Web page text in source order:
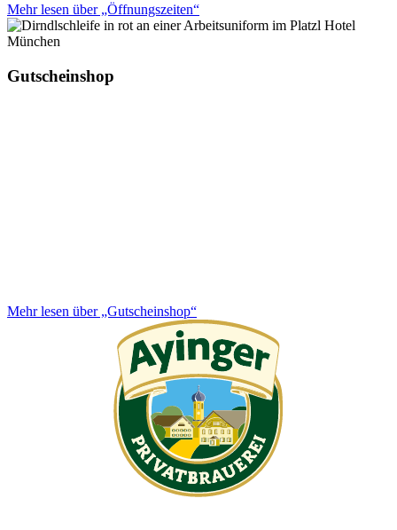
Mehr lesen über „Öffnungszeiten“
Gutscheinshop
Mehr lesen über „Gutscheinshop“